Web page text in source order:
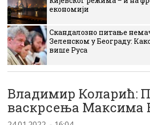
економији
Скандалозно питање
Зеленском у Београду:
више Руса
Владимир Коларић:
васкрсења Максима